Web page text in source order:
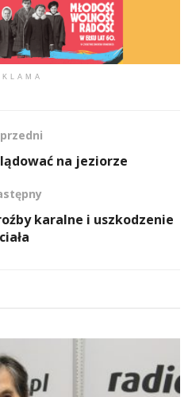
na jeziorze
karalne i uszkodzenie
ciała